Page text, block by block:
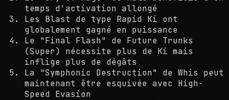
temps d'activation allongé
Les Blast de type Rapid Ki ont
globalement gagné en puissance
Le "Final Flash" de Future Trunks
(Super) nécessite plus de Ki mais
inflige plus de dégâts
La "Symphonic Destruction" de Whis peut
maintenant être esquivée avec High-
Speed Evasion